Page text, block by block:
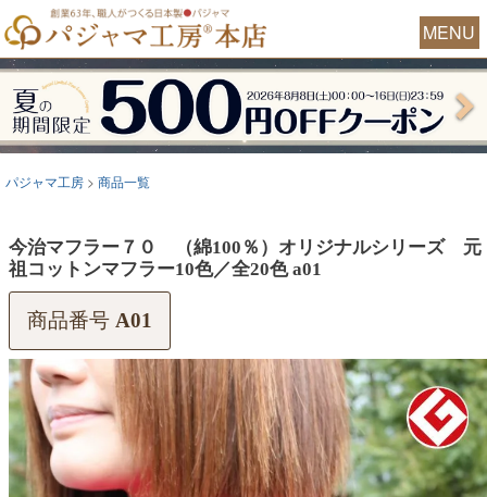
MENU
パジャマ工房 商品一覧
今治マフラー７０ （綿100％）オリジナルシリーズ 元
祖コットンマフラー10色／全20色 a01
商品番号 A01